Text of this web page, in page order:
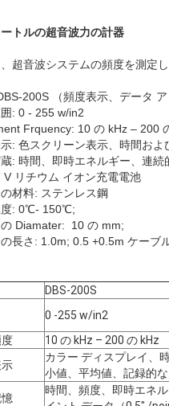
トルの超音波力の計器
超音波システムの頻度を測定
200S （頻度表示、データ
: 0 - 255 w/in2
Frquency: 10 の kHz – 200
: 色スクリーン表示、時間お
: 時間、即時エネルギー、連
V リチウム イオン充電電池
材料: ステンレス鋼
度: 0℃- 150℃;
Diamater: 10 の mm;
長さ: 1.0m; 0.5 +0.5m ケーブ
DBS-200S
0 -255 w/in2
10 の kHz – 200 の kHz
カラー ディスプレイ、
小値、平均値、記録的
時間、頻度、即時エネ